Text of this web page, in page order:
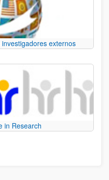
externos
in Research